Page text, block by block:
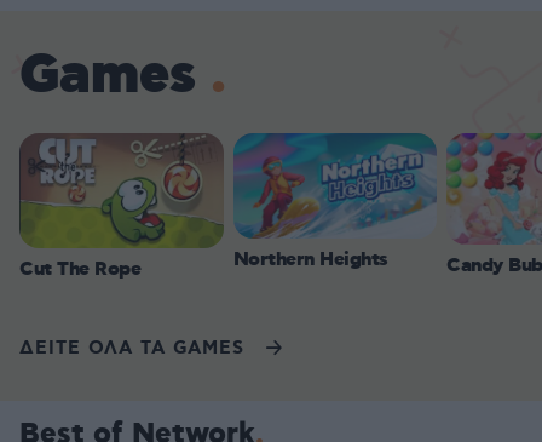
Games
Cut The Rope Northern Heights Candy
ΔΕΙΤΕ ΟΛΑ ΤΑ GAMES